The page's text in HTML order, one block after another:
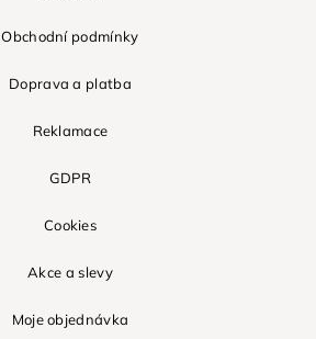
Obchodní podmínky
Doprava a platba
Reklamace
GDPR
Cookies
Akce a slevy
Moje objednávka